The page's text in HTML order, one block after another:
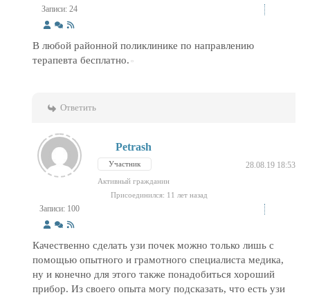
Записи: 24
В любой районной поликлинике по направлению
терапевта бесплатно.
Ответить
Записи: 100
Petrash
Участник 28.08.19 18:53
Активный гражданин
Присоединился: 11 лет назад
Качественно сделать узи почек можно только лишь с
помощью опытного и грамотного специалиста медика,
ну и конечно для этого также понадобиться хороший
прибор. Из своего опыта могу подсказать, что есть узи